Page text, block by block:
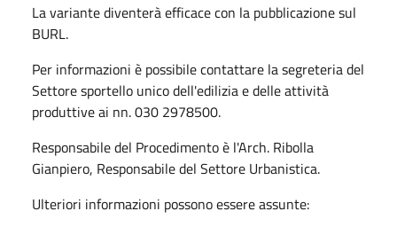
La variante diventerà efficace con la pubblicazione sul
BURL.
Per informazioni è possibile contattare la segreteria del
Settore sportello unico dell'edilizia e delle attività
produttive ai nn. 030 2978500.
Responsabile del Procedimento è l'Arch. Ribolla
Gianpiero, Responsabile del Settore Urbanistica.
Ulteriori informazioni possono essere assunte: